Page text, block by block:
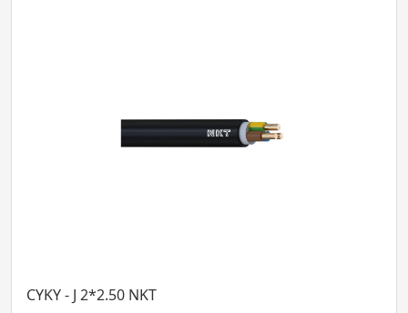
- J 2*2.50 NKT